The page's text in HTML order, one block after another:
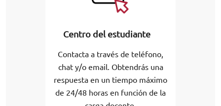
Centro del estudiante
Contacta a través de teléfono,
chat y/o email. Obtendrás una
respuesta en un tiempo máximo
de 24/48 horas en función de la